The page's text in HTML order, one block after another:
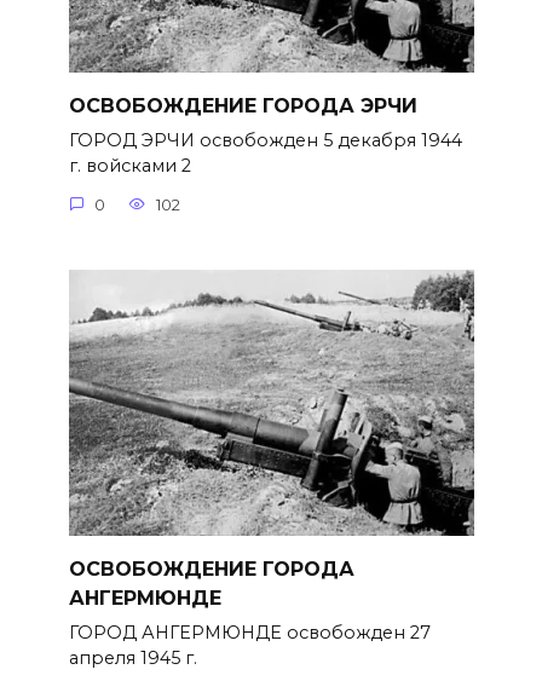
ОСВОБОЖДЕНИЕ ГОРОДА ЭРЧИ
ГОРОД ЭРЧИ освобожден 5 декабря 1944
г. войсками 2
0 102
ОСВОБОЖДЕНИЕ ГОРОДА
АНГЕРМЮНДЕ
ГОРОД АНГЕРМЮНДЕ освобожден 27
апреля 1945 г.